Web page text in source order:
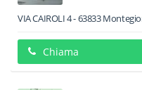
VIA CAIROLI 4-63833
Chiama